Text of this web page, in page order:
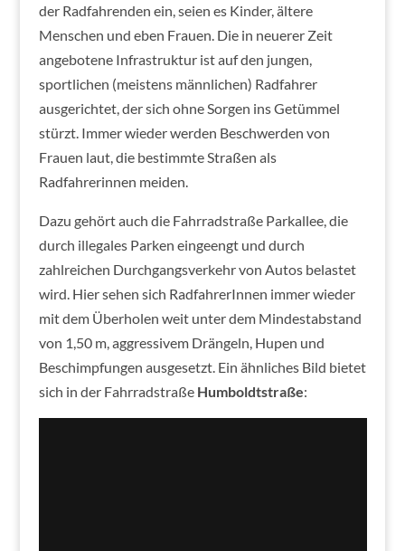
der Radfahrenden ein, seien es Kinder, ältere
Menschen und eben Frauen. Die in neuerer Zeit
angebotene Infrastruktur ist auf den jungen,
sportlichen (meistens männlichen) Radfahrer
ausgerichtet, der sich ohne Sorgen ins Getümmel
stürzt. Immer wieder werden Beschwerden von
Frauen laut, die bestimmte Straßen als
Radfahrerinnen meiden.
Dazu gehört auch die Fahrradstraße Parkallee, die
durch illegales Parken eingeengt und durch
zahlreichen Durchgangsverkehr von Autos belastet
wird. Hier sehen sich RadfahrerInnen immer wieder
mit dem Überholen weit unter dem Mindestabstand
von 1,50 m, aggressivem Drängeln, Hupen und
Beschimpfungen ausgesetzt. Ein ähnliches Bild bietet
sich in der Fahrradstraße Humboldtstraße: